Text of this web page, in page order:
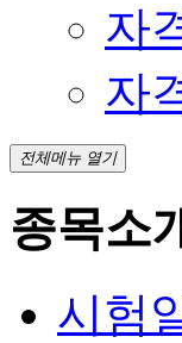
자
자
전체메뉴 열기
종목소
시험